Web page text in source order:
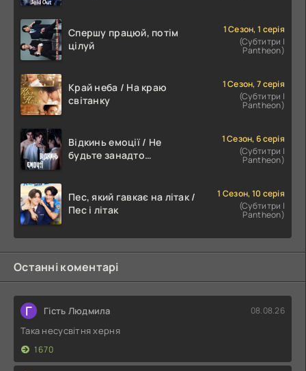
Спершу працюй, потім
цілуй
1 Сезон, 1 серія
(Субтитри |
Pantheon)
Край неба / На краю
світанку
1 Сезон, 7 серія
(Субтитри |
Pantheon)
Відкинь емоції / Не
будьте занадто
1 Сезон, 6 серія
(Субтитри |
Pantheon)
Пес, який гавкає на літак /
Пес і літак
1 Сезон, 10 серія
(Субтитри |
Pantheon)
Останні коментарі
Г Гість Людмила 08.08.26
Така несусвітня херня
1670